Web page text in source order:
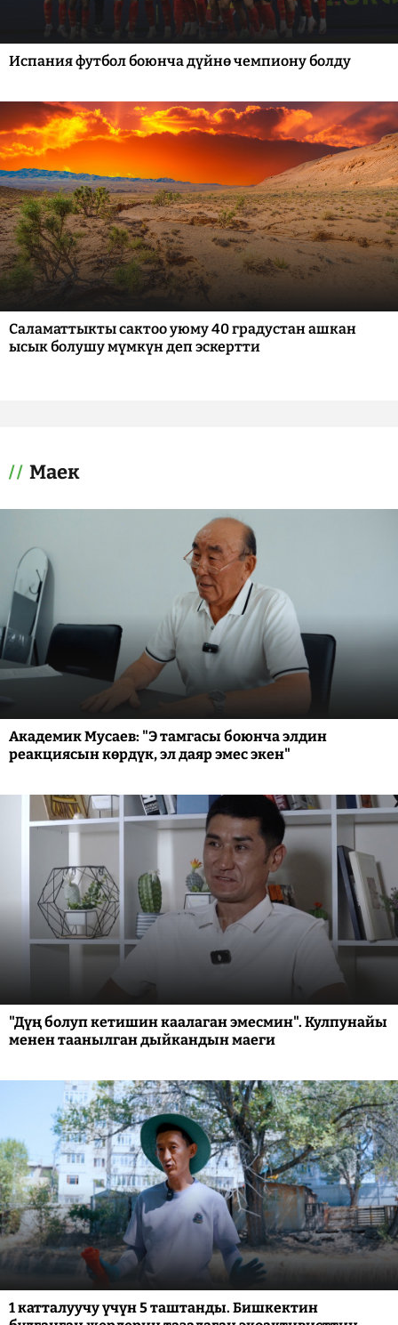
Испания футбол боюнча дүйнө чемпиону болду
Саламаттыкты сактоо уюму 40 градустан ашкан
ысык болушу мүмкүн деп эскертти
Маек
Академик Мусаев: "Э тамгасы боюнча элдин
реакциясын көрдүк, эл даяр эмес экен"
"Дүң болуп кетишин каалаган эмесмин". Кулпунайы
менен таанылган дыйкандын маеги
1 катталуучу үчүн 5 таштанды. Бишкектин